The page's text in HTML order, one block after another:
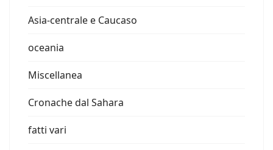
Asia-centrale e Caucaso
oceania
Miscellanea
Cronache dal Sahara
fatti vari